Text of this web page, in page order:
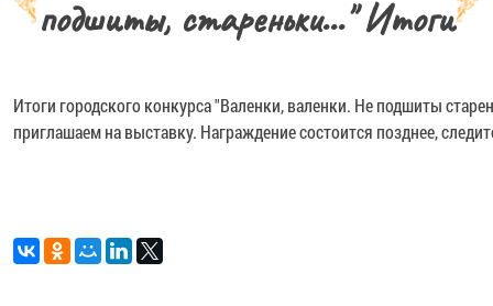
подшиты, стареньки..." Итоги
Итоги городского конкурса "Валенки, валенки. Не подшиты
приглашаем на выставку. Награждение состоится позднее,